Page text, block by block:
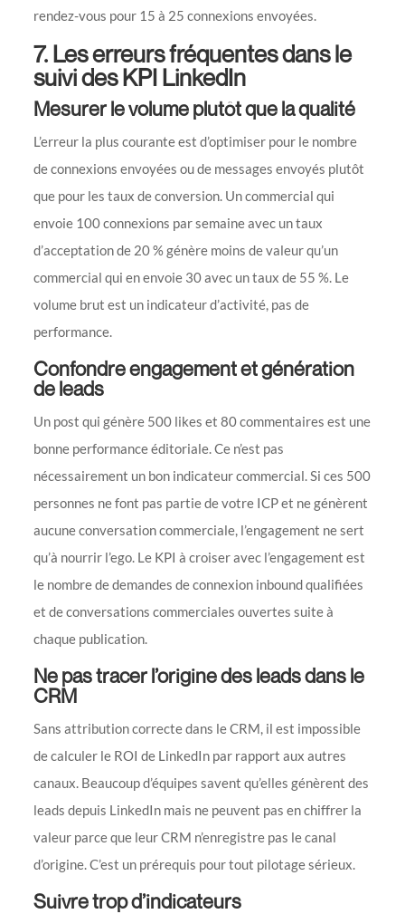
rendez-vous pour 15 à 25 connexions envoyées.
7. Les erreurs fréquentes dans le
suivi des KPI LinkedIn
Mesurer le volume plutôt que la qualité
L’erreur la plus courante est d’optimiser pour le nombre
de connexions envoyées ou de messages envoyés plutôt
que pour les taux de conversion. Un commercial qui
envoie 100 connexions par semaine avec un taux
d’acceptation de 20 % génère moins de valeur qu’un
commercial qui en envoie 30 avec un taux de 55 %. Le
volume brut est un indicateur d’activité, pas de
performance.
Confondre engagement et génération
de leads
Un post qui génère 500 likes et 80 commentaires est une
bonne performance éditoriale. Ce n’est pas
nécessairement un bon indicateur commercial. Si ces 500
personnes ne font pas partie de votre ICP et ne génèrent
aucune conversation commerciale, l’engagement ne sert
qu’à nourrir l’ego. Le KPI à croiser avec l’engagement est
le nombre de demandes de connexion inbound qualifiées
et de conversations commerciales ouvertes suite à
chaque publication.
Ne pas tracer l’origine des leads dans le
CRM
Sans attribution correcte dans le CRM, il est impossible
de calculer le ROI de LinkedIn par rapport aux autres
canaux. Beaucoup d’équipes savent qu’elles génèrent des
leads depuis LinkedIn mais ne peuvent pas en chiffrer la
valeur parce que leur CRM n’enregistre pas le canal
d’origine. C’est un prérequis pour tout pilotage sérieux.
Suivre trop d’indicateurs